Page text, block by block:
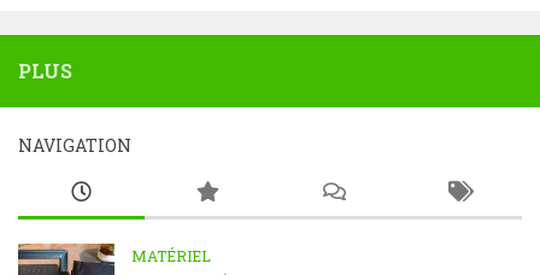
PLUS
NAVIGATION
MATÉRIEL